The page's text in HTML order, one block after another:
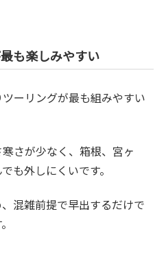
も楽しみやすい
ーリングが最も組みやすい
さが少なく、箱根、宮ヶ
も外しにくいです。
混雑前提で早出するだけで